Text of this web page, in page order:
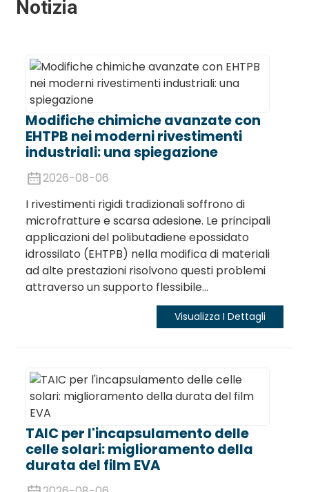
Notizia
Modifiche chimiche avanzate con
EHTPB nei moderni rivestimenti
industriali: una spiegazione
2026-08-06
I rivestimenti rigidi tradizionali soffrono di
microfratture e scarsa adesione. Le principali
applicazioni del polibutadiene epossidato
idrossilato (EHTPB) nella modifica di materiali
ad alte prestazioni risolvono questi problemi
attraverso un supporto flessibile...
Visualizza I Dettagli
TAIC per l'incapsulamento delle
celle solari: miglioramento della
durata del film EVA